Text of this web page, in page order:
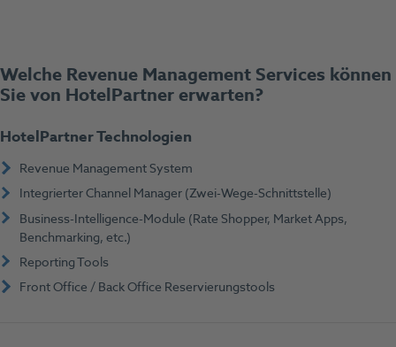
Welche Revenue Management Services können
Sie von HotelPartner erwarten?
HotelPartner Technologien
Revenue Management System
Integrierter Channel Manager (Zwei-Wege-Schnittstelle)
Business-Intelligence-Module (Rate Shopper, Market Apps,
Benchmarking, etc.)
Reporting Tools
Front Office / Back Office Reservierungstools